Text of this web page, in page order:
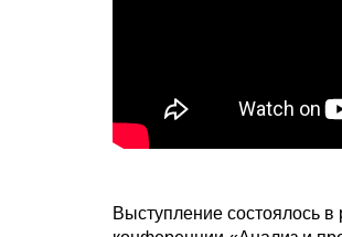
Выступление состоялось